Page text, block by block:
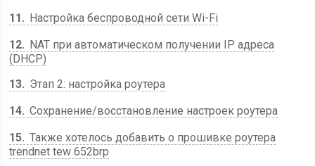
11
Настройка беспроводной сети Wi-Fi
12
NAT при автоматическом получении IP адреса
(DHCP)
13
Этап 2: настройка роутера
14 Сохранение/восстановление настроек роутера
15 Также хотелось добавить о прошивке роутера
trendnet tew 652brp